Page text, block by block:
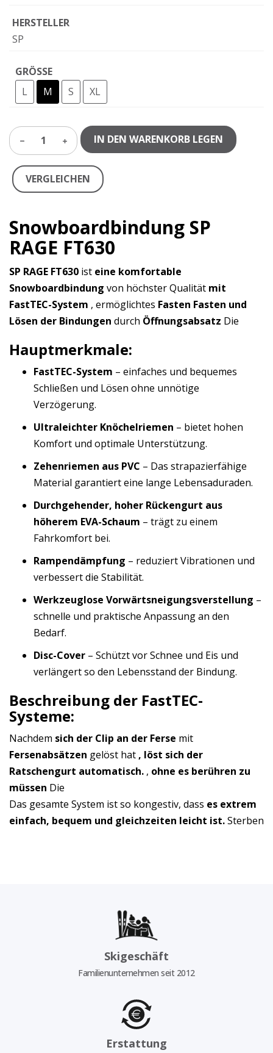
HERSTELLER
SP
GRÖSSE
L
M S XL
1 IN DEN WARENKORB LEGEN
VERGLEICHEN
Snowboardbindung SP
RAGE FT630
SP RAGE FT630 ist eine komfortable
Snowboardbindung von höchster Qualität mit
FastTEC-System , ermöglichtes Fasten Fasten und
Lösen der Bindungen durch Öffnungsabsatz Die
Hauptmerkmale:
FastTEC-System – einfaches und bequemes
Schließen und Lösen ohne unnötige
Verzögerung.
Ultraleichter Knöchelriemen – bietet hohen
Komfort und optimale Unterstützung.
Zehenriemen aus PVC – Das strapazierfähige
Material garantiert eine lange Lebensaduraden.
Durchgehender, hoher Rückengurt aus
höherem EVA-Schaum – trägt zu einem
Fahrkomfort bei.
Rampendämpfung – reduziert Vibrationen und
verbessert die Stabilität.
Werkzeuglose Vorwärtsneigungsverstellung –
schnelle und praktische Anpassung an den
Bedarf.
Disc-Cover – Schützt vor Schnee und Eis und
verlängert so den Lebensstand der Bindung.
Beschreibung der FastTEC-
Systeme:
Nachdem sich der Clip an der Ferse mit
Fersenabsätzen gelöst hat , löst sich der
Ratschengurt automatisch. , ohne es berühren zu
müssen Die
Das gesamte System ist so kongestiv, dass es extrem
einfach, bequem und gleichzeiten leicht ist.Sterben
Skigeschäft
Familienunternehmen seit 2012
Erstattung